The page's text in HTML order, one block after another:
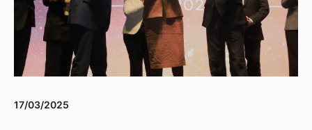
17/03/2025